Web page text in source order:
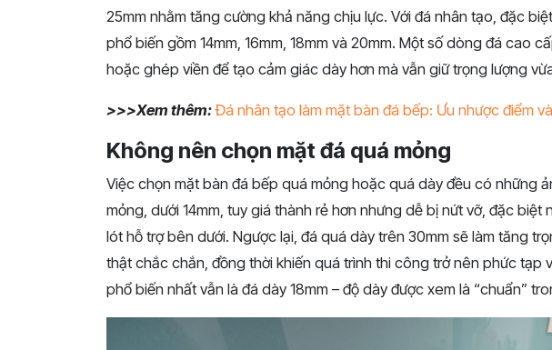
25mm nhằm tăng cường khả năng chịu lực. Với đá nhân tạo, đặc
phổ biến gồm 14mm, 16mm, 18mm và 20mm. Một số dòng đá cao
hoặc ghép viền để tạo cảm giác dày hơn mà vẫn giữ trọng lượng
>>>Xem thêm: Đá nhân tạo làm mặt bàn đá bếp: Ưu nhược điểm
Không nên chọn mặt đá quá mỏng
Việc chọn mặt bàn đá bếp quá mỏng hoặc quá dày đều có những
mỏng, dưới 14mm, tuy giá thành rẻ hơn nhưng dễ bị nứt vỡ, đặc
lót hỗ trợ bên dưới. Ngược lại, đá quá dày trên 30mm sẽ làm tăng
thật chắc chắn, đồng thời khiến quá trình thi công trở nên phức tạp
phổ biến nhất vẫn là đá dày 18mm – độ dày được xem là “chuẩn”